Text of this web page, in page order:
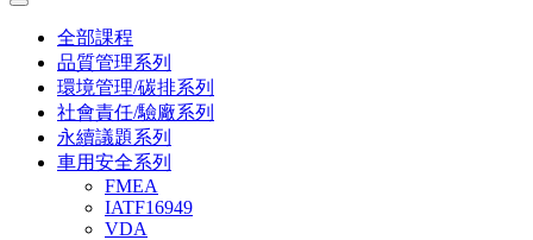
全部課程
品質管理系列
環境管理/碳排系列
社會責任/驗廠系列
永續議題系列
車用安全系列
FMEA
IATF16949
VDA